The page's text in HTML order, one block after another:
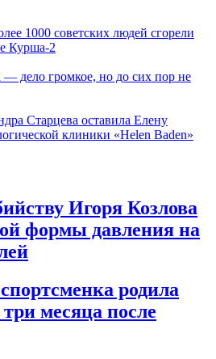
1000 советских людей сгорели
Курша-2
дело громкое, но до сих пор не
Старцева оставила Елену
клиники «Helen Baden»
Игоря Козлова
формы давления на
родила
месяца после